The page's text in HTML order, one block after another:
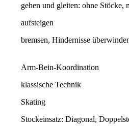
gehen und gleiten: ohne Stöcke,
aufsteigen
bremsen, Hindernisse
Arm-Bein-Koordination
klassische Technik
Skating
Stockeinsatz: Diagonal,